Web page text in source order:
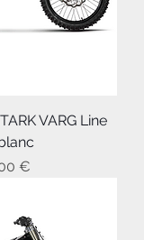
VARG Line
€